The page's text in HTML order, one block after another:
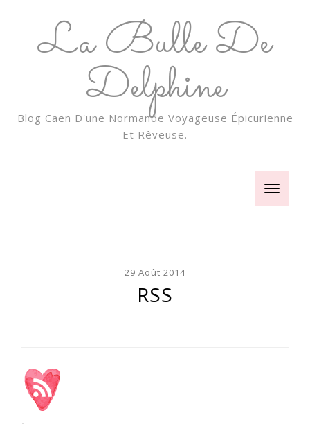
La Bulle De
Delphine
Blog Caen D'une Normande Voyageuse Épicurienne
Et Rêveuse.
Toggle
29 Août 2014
RSS